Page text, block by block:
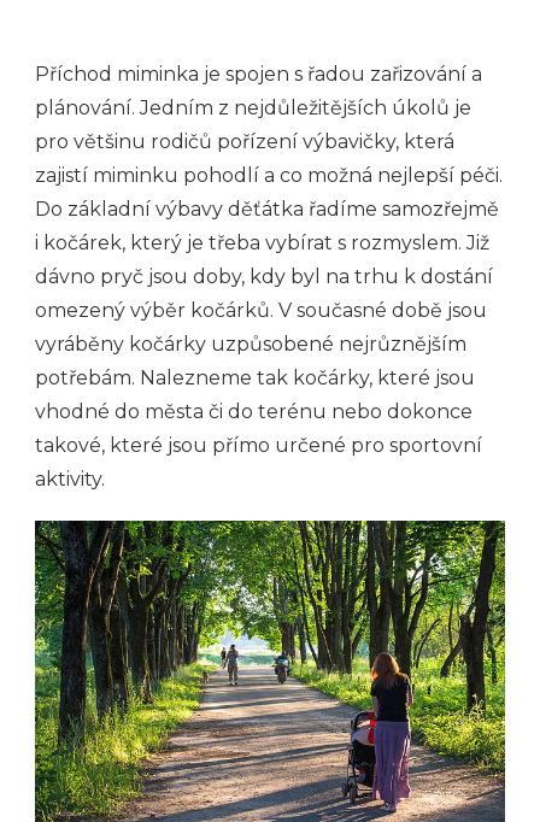
Příchod miminka je spojen s řadou zařizování a
plánování. Jedním z nejdůležitějších úkolů je
pro většinu rodičů pořízení výbavičky, která
zajistí miminku pohodlí a co možná nejlepší péči.
Do základní výbavy děťátka řadíme samozřejmě
i kočárek, který je třeba vybírat s rozmyslem.Již
dávno pryč jsou doby, kdy byl na trhu k dostání
omezený výběr kočárků. V současné době jsou
vyráběny kočárky uzpůsobené nejrůznějším
potřebám. Nalezneme tak kočárky, které jsou
vhodné do města či do terénu nebo dokonce
takové, které jsou přímo určené pro sportovní
aktivity.